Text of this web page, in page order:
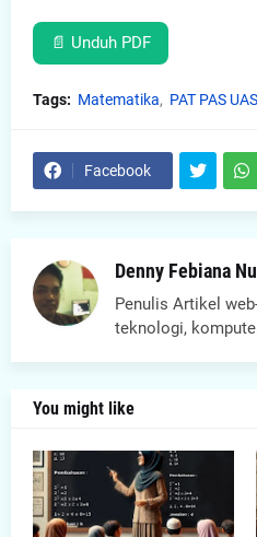
📄 Unduh PDF
Tags: Matematika PAT PAS UAS
Facebook
Denny Febiana
Penulis Artikel
teknologi,
You might like